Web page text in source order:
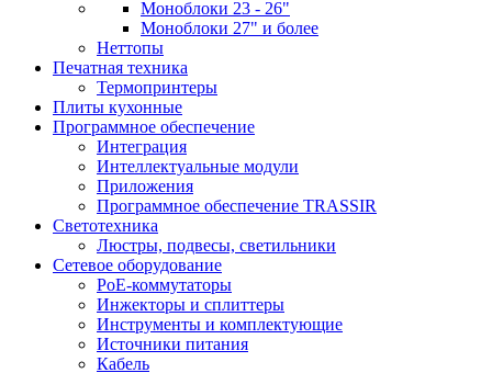
Моноблоки 23 - 26"
Моноблоки 27" и более
Неттопы
Печатная техника
Термопринтеры
Плиты кухонные
Программное обеспечение
Интеграция
Интеллектуальные модули
Приложения
Программное обеспечение TRASSIR
Светотехника
Люстры, подвесы, светильники
Сетевое оборудование
PoE-коммутаторы
Инжекторы и сплиттеры
Инструменты и комплектующие
Источники питания
Кабель